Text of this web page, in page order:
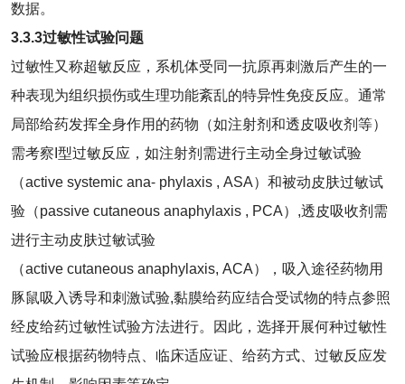
数据。
3.3.3过敏性试验问题
过敏性又称超敏反应，系机体受同一抗原再刺激后产生的一
种表现为组织损伤或生理功能紊乱的特异性免疫反应。通常
局部给药发挥全身作用的药物（如注射剂和透皮吸收剂等）
需考察I型过敏反应，如注射剂需进行主动全身过敏试验
（active systemic ana⁃ phylaxis , ASA）和被动皮肤过敏试
验（passive cutaneous anaphylaxis , PCA）,透皮吸收剂需
进行主动皮肤过敏试验
（active cutaneous anaphylaxis, ACA），吸入途径药物用
豚鼠吸入诱导和刺激试验,黏膜给药应结合受试物的特点参照
经皮给药过敏性试验方法进行。因此，选择开展何种过敏性
试验应根据药物特点、临床适应证、给药方式、过敏反应发